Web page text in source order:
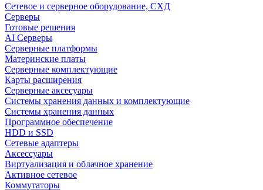
Сетевое и серверное оборудование, СХД
Cерверы
Готовые решения
AI Серверы
Серверные платформы
Материнские платы
Серверные комплектующие
Карты расширения
Серверные аксесуары
Системы хранения данных и комплектующие
Системы хранения данных
Программное обеспечение
HDD и SSD
Сетевые адаптеры
Аксессуары
Виртуализация и облачное хранение
Активное сетевое
Коммутаторы